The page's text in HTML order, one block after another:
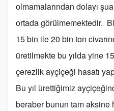
olmamalarından dolayı
ortada görülmemektedir.
15 bin ile 20 bin ton
üretilmekte bu yılda yine
çerezlik ayçiçeği hasatı
Bu yıl ürettiğimiz
beraber bunun tam aksine